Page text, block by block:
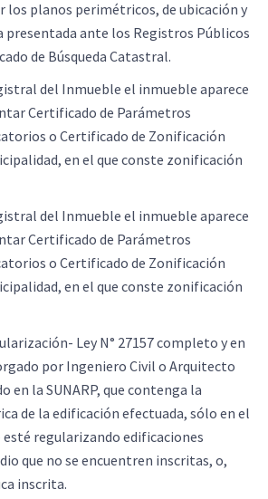
los planos perimétricos, de ubicación y
presentada ante los Registros Públicos
de Búsqueda Catastral.
del Inmueble el inmueble aparece
Certificado de Parámetros
o Certificado de Zonificación
en el que conste zonificación
del Inmueble el inmueble aparece
Certificado de Parámetros
o Certificado de Zonificación
en el que conste zonificación
Ley N° 27157 completo y en
por Ingeniero Civil o Arquitecto
en la SUNARP, que contenga la
de la edificación efectuada, sólo en el
esté regularizando edificaciones
que no se encuentren inscritas, o,
inscrita.